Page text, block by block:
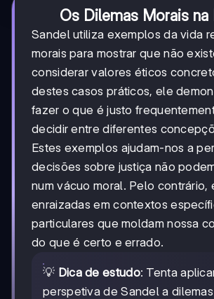
Os Dilemas Morais na
Sandel utiliza exemplos da vida
morais para mostrar que não
considerar valores éticos
destes casos práticos, ele
fazer o que é justo
decidir entre diferentes
Estes exemplos ajudam-nos a
decisões sobre justiça não
num vácuo moral. Pelo contrário,
enraizadas em contextos
particulares que moldam nossa
do que é certo e errado.
💡 Dica de estudo: Tenta
perspetiva de Sandel a